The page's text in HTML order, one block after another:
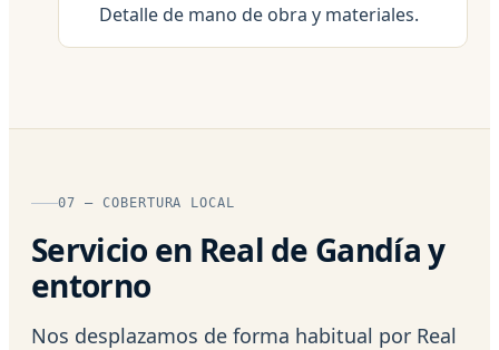
Detalle de mano de obra y materiales.
07 — COBERTURA LOCAL
Servicio en Real de Gandía y
entorno
Nos desplazamos de forma habitual por Real